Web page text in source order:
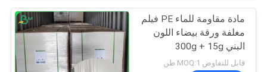
مادة مقاومة للماء PE فيلم
مغلفة ورقة بيضاء اللون
البني 300g + 15g
قابل للتفاوض MOQ:1 طن